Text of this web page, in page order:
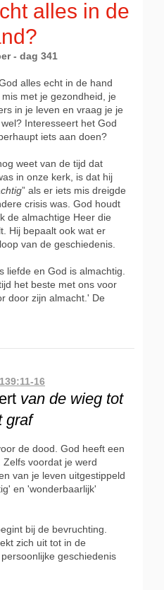
alles in de
- dag 341
alles echt in de hand
met je gezondheid, je
in je leven en vraag je je
Interesseert het God
iets aan doen?
weet van de tijd dat
in onze kerk, is dat hij
” als er iets mis dreigde
crisis was. God houdt
de almachtige Heer die
Hij bepaalt ook wat er
van de geschiedenis.
liefde en God is almachtig.
het beste met ons voor
door zijn almacht.' De
16
van de wieg tot
graf
de dood. God heeft een
voordat je werd
van je leven uitgestippeld
en 'wonderbaarlijk'
bij de bevruchting.
zich uit tot in de
geschiedenis